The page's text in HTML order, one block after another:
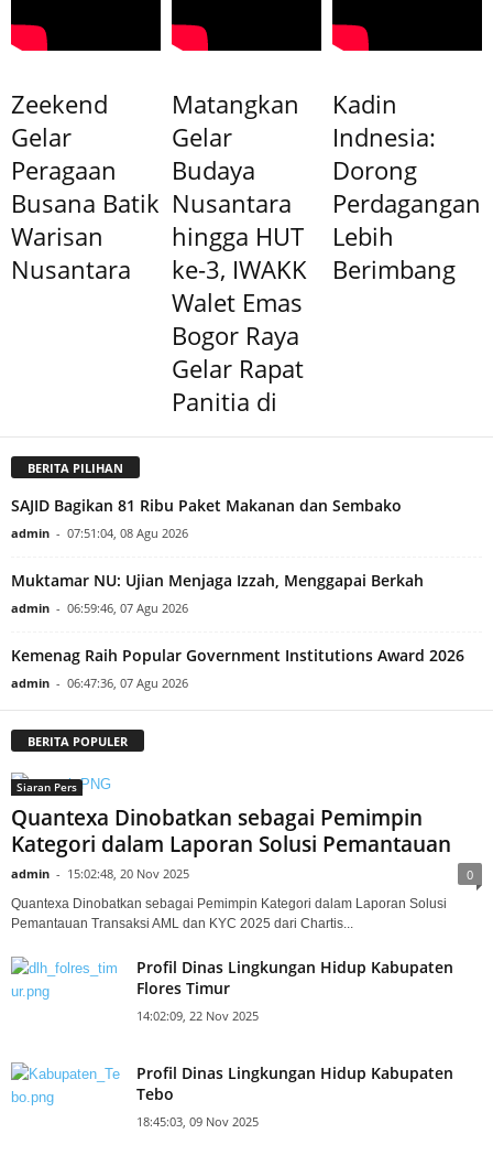
Zeekend
Gelar
Peragaan
Busana Batik
Warisan
Nusantara
Matangkan
Gelar
Budaya
Nusantara
hingga HUT
ke-3, IWAKK
Walet Emas
Bogor Raya
Gelar Rapat
Panitia di
Kadin
Indnesia:
Dorong
Perdagangan
Lebih
Berimbang
BERITA PILIHAN
SAJID Bagikan 81 Ribu Paket Makanan dan Sembako
admin - 07:51:04, 08 Agu 2026
Muktamar NU: Ujian Menjaga Izzah, Menggapai Berkah
admin - 06:59:46, 07 Agu 2026
Kemenag Raih Popular Government Institutions Award 2026
admin - 06:47:36, 07 Agu 2026
BERITA POPULER
Siaran Pers
Quantexa Dinobatkan sebagai Pemimpin
Kategori dalam Laporan Solusi Pemantauan
admin - 15:02:48, 20 Nov 2025 0
Quantexa Dinobatkan sebagai Pemimpin Kategori dalam Laporan Solusi
Pemantauan Transaksi AML dan KYC 2025 dari Chartis...
Profil Dinas Lingkungan Hidup Kabupaten
Flores Timur
14:02:09, 22 Nov 2025
Profil Dinas Lingkungan Hidup Kabupaten
Tebo
18:45:03, 09 Nov 2025